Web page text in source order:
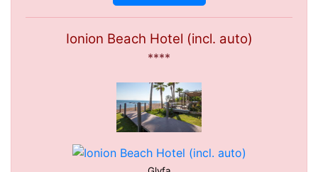
Ionion Beach Hotel (incl. auto)
****